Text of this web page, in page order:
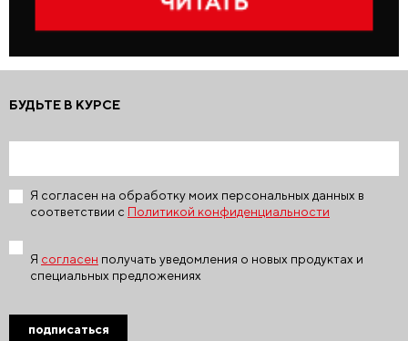
БУДЬТЕ В КУРСЕ
Я согласен на обработку моих персональных данных в
соответствии с Политикой конфиденциальности
Я согласен получать уведомления о новых продуктах и
специальных предложениях
подписаться